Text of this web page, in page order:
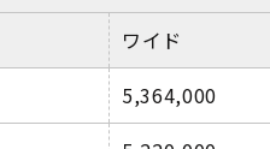
ワイド
5,364,000